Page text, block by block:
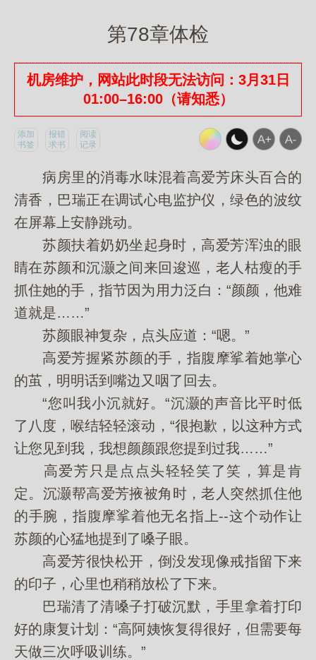
第78章体检
机房维护，网站此时段无法访问：3月31日
01:00–16:00（请知悉）
添加
书签
报错
求书
阅读
记录
病房里的消毒水味混着高爱芳床头百合的
清香，巴瑞正在调试心电监护仪，绿色的波纹
在屏幕上安静跳动。
苏颜扶着奶奶坐起身时，高爱芳浑浊的眼
睛在苏颜和沉灏之间来回逡巡，老人枯瘦的手
抓住她的手，指节因为用力泛白：“颜颜，他难
道就是……”
苏颜眼神复杂，点头应道：“嗯。”
高爱芳握紧苏颜的手，指腹摩挲着她掌心
的茧，明明话到嘴边又咽了回去。
“您叫我小沉就好。“沉灏的声音比平时低
了八度，喉结轻轻滚动，“很抱歉，以这种方式
让您见到我，我想颜颜跟您提到过我……”
高爱芳只是点点头轻轻笑了笑，算是肯
定。沉灏帮高爱芳掖被角时，老人突然抓住他
的手腕，指腹摩挲着他无名指上--这个动作让
苏颜的心猛地提到了嗓子眼。
高爱芳很快松开，倒没发现像戒指留下来
的印子，心里也稍稍放松了下来。
巴瑞清了清嗓子打破沉默，手里拿着打印
好的康复计划：“高阿姨恢复得很好，但需要每
天做三次呼吸训练。”